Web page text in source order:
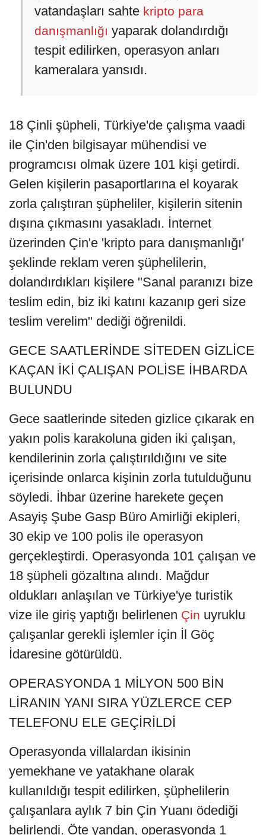
vatandaşları sahte kripto para
danışmanlığı yaparak dolandırdığı
tespit edilirken, operasyon anları
kameralara yansıdı.
18 Çinli şüpheli, Türkiye'de çalışma vaadi
ile Çin'den bilgisayar mühendisi ve
programcısı olmak üzere 101 kişi getirdi.
Gelen kişilerin pasaportlarına el koyarak
zorla çalıştıran şüpheliler, kişilerin sitenin
dışına çıkmasını yasakladı. İnternet
üzerinden Çin'e 'kripto para danışmanlığı'
şeklinde reklam veren şüphelilerin,
dolandırdıkları kişilere "Sanal paranızı bize
teslim edin, biz iki katını kazanıp geri size
teslim verelim" dediği öğrenildi.
GECE SAATLERİNDE SİTEDEN GİZLİCE
KAÇAN İKİ ÇALIŞAN POLİSE İHBARDA
BULUNDU
Gece saatlerinde siteden gizlice çıkarak en
yakın polis karakoluna giden iki çalışan,
kendilerinin zorla çalıştırıldığını ve site
içerisinde onlarca kişinin zorla tutulduğunu
söyledi. İhbar üzerine harekete geçen
Asayiş Şube Gasp Büro Amirliği ekipleri,
30 ekip ve 100 polis ile operasyon
gerçekleştirdi. Operasyonda 101 çalışan ve
18 şüpheli gözaltına alındı. Mağdur
oldukları anlaşılan ve Türkiye'ye turistik
vize ile giriş yaptığı belirlenen Çin uyruklu
çalışanlar gerekli işlemler için İl Göç
İdaresine götürüldü.
OPERASYONDA 1 MİLYON 500 BİN
LİRANIN YANI SIRA YÜZLERCE CEP
TELEFONU ELE GEÇİRİLDİ
Operasyonda villalardan ikisinin
yemekhane ve yatakhane olarak
kullanıldığı tespit edilirken, şüphelilerin
çalışanlara aylık 7 bin Çin Yuanı ödediği
belirlendi. Öte yandan, operasyonda 1